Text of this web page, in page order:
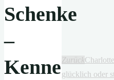
Schenke
–
KenneZurück
glücklich oder